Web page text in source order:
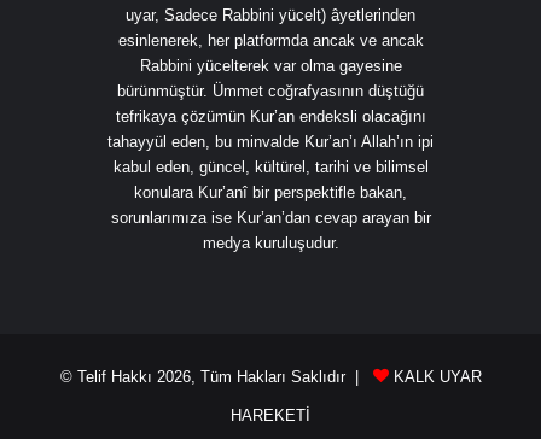
uyar, Sadece Rabbini yücelt) âyetlerinden
esinlenerek, her platformda ancak ve ancak
Rabbini yücelterek var olma gayesine
bürünmüştür. Ümmet coğrafyasının düştüğü
tefrikaya çözümün Kur’an endeksli olacağını
tahayyül eden, bu minvalde Kur’an’ı Allah’ın ipi
kabul eden, güncel, kültürel, tarihi ve bilimsel
konulara Kur’anî bir perspektifle bakan,
sorunlarımıza ise Kur’an’dan cevap arayan bir
medya kuruluşudur.
© Telif Hakkı 2026, Tüm Hakları Saklıdır | KALK UYAR
HAREKETİ